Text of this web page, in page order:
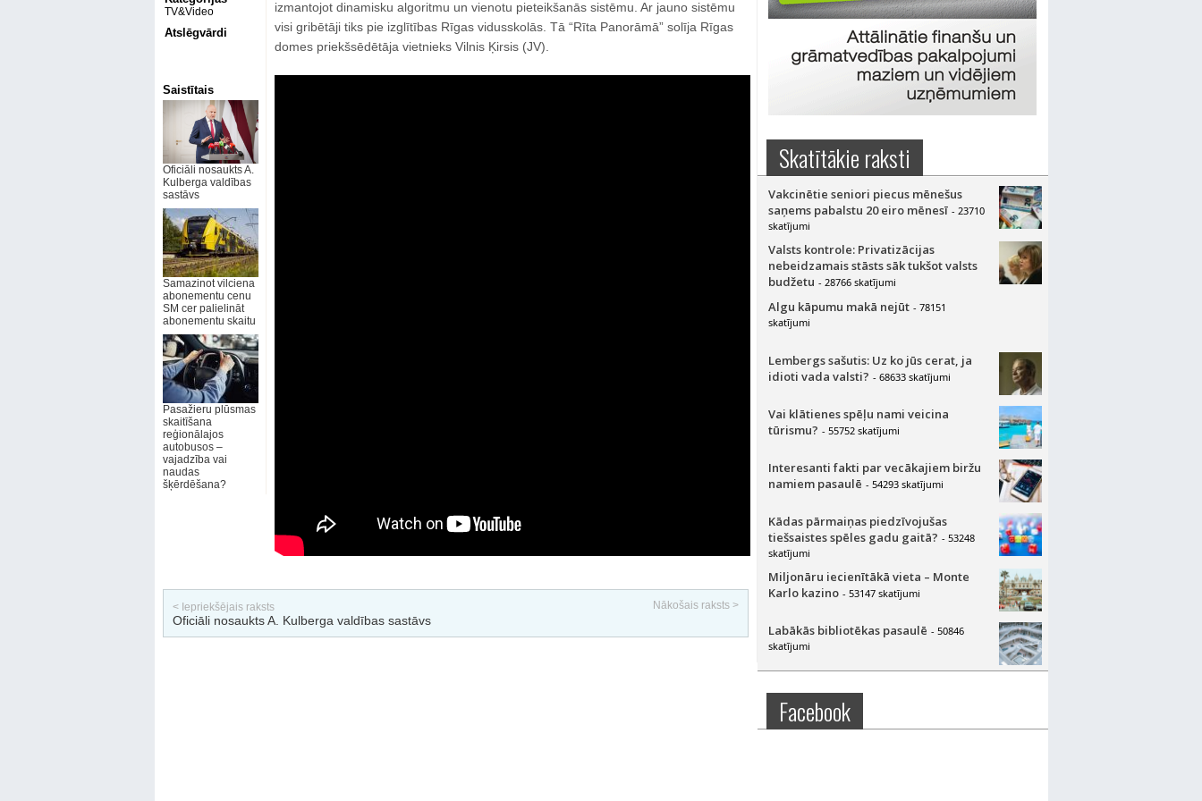
TV&Video
Atslēgvārdi
Saistītais
Oficiāli nosaukts A.
Kulberga valdības
sastāvs
Samazinot vilciena
abonementu cenu
SM cer palielināt
abonementu skaitu
Pasažieru plūsmas
skaitīšana
reģionālajos
autobusos –
vajadzība vai
naudas
šķērdēšana?
izmantojot dinamisku algoritmu un vienotu pieteikšanās sistēmu. Ar jauno sistēmu
visi gribētāji tiks pie izglītības Rīgas vidusskolās. Tā “Rīta Panorāmā” solīja Rīgas
domes priekšsēdētāja vietnieks Vilnis Ķirsis (JV).
< Iepriekšējais raksts
Oficiāli nosaukts A. Kulberga valdības sastāvs
Nākošais raksts >
Skatītākie raksti
Vakcinētie seniori piecus mēnešus
saņems pabalstu 20 eiro mēnesī - 23710
skatījumi
Valsts kontrole: Privatizācijas
nebeidzamais stāsts sāk tukšot valsts
budžetu - 28766 skatījumi
Algu kāpumu makā nejūt - 78151
skatījumi
Lembergs sašutis: Uz ko jūs cerat, ja
idioti vada valsti? - 68633 skatījumi
Vai klātienes spēļu nami veicina
tūrismu? - 55752 skatījumi
Interesanti fakti par vecākajiem biržu
namiem pasaulē - 54293 skatījumi
Kādas pārmaiņas piedzīvojušas
tiešsaistes spēles gadu gaitā? - 53248
skatījumi
Miljonāru iecienītākā vieta – Monte
Karlo kazino - 53147 skatījumi
Labākās bibliotēkas pasaulē - 50846
skatījumi
Facebook